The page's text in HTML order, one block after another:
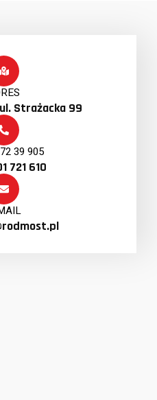
Strażacka 99
39 905
721 610